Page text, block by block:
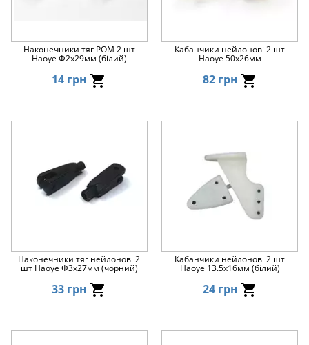
Наконечники тяг POM 2 шт
Haoye Φ2x29мм (білий)
14 грн
Кабанчики нейлонові 2 шт
Haoye 50x26мм
82 грн
Наконечники тяг нейлонові 2
шт Haoye Φ3x27мм (чорний)
33 грн
Кабанчики нейлонові 2 шт
Haoye 13.5x16мм (білий)
24 грн